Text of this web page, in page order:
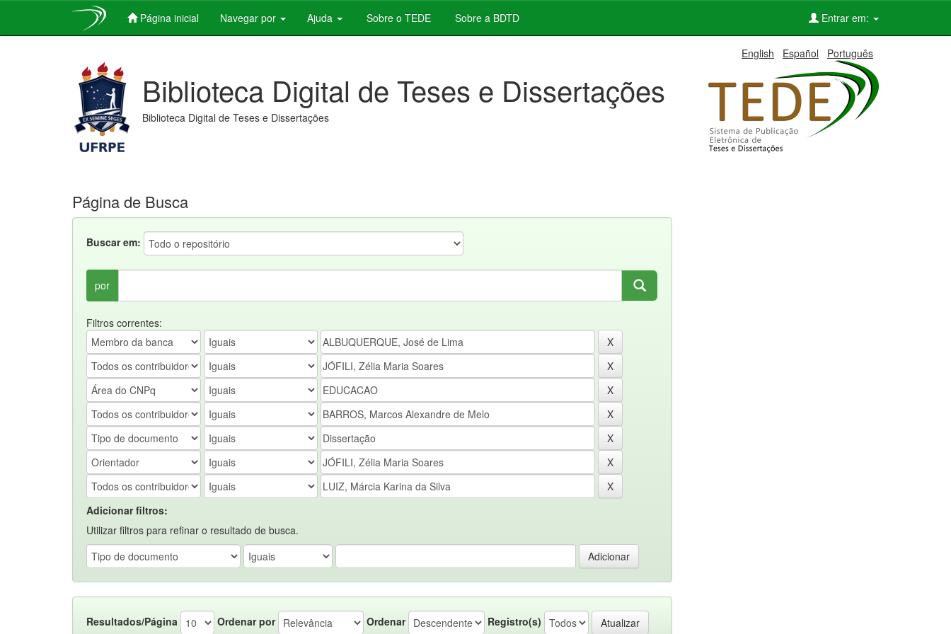
Página inicial Navegar por Ajuda Sobre o TEDE Sobre a BDTD Entrar em:
English Español Português
Biblioteca Digital de Teses e Dissertações
Biblioteca Digital de Teses e Dissertações
Página de Busca
Buscar em:
por
Filtros correntes:
Adicionar filtros:
Utilizar filtros para refinar o resultado de busca.
Resultados/Página Ordenar por Ordenar Registro(s)